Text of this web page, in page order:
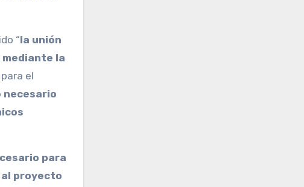
“la unión
la
el
necesario
para
proyecto